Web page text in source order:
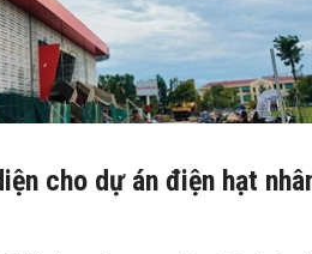
cho dự án điện hạt